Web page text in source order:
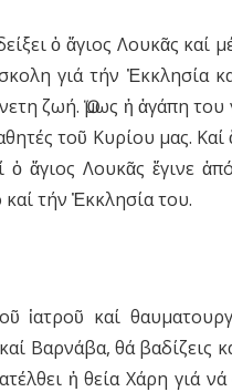
ὁ ἅγιος Λουκᾶς καί
γιά τήν Ἐκκλησία
ζωή. Ὅμως ἡ ἀγάπη του
τοῦ Κυρίου μας.
ὁ ἅγιος Λουκᾶς ἔγινε
τήν Ἐκκλησία του.
ἰατροῦ καί
Βαρνάβα, θά βαδίζεις
ἡ θεία Χάρη γιά